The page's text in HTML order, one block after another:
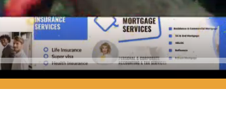
Seek